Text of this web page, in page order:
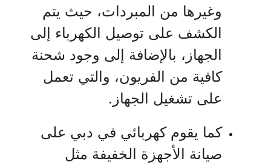
وغيرها من المبردات، حيث يتم
الكشف على توصيل الكهرباء إلى
الجهاز، بالإضافة إلى وجود شحنة
كافية من الفريون، والتي تعمل
على تشغيل الجهاز.
كما يقوم كهربائي في دبي على
صيانة الأجهزة الخفيفة مثل